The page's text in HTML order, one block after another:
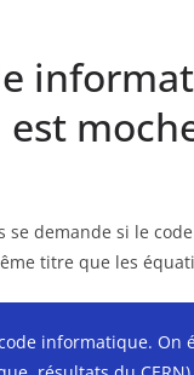
se demande si le
titre que les
informatique. On